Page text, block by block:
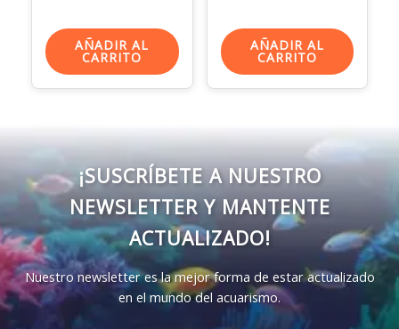
AÑADIR AL
CARRITO
AÑADIR AL
CARRITO
¡SUSCRÍBETE A NUESTRO
NEWSLETTER Y MANTENTE
ACTUALIZADO!
Nuestro newsletter es la mejor forma de estar actualizado
en el mundo del acuarismo.